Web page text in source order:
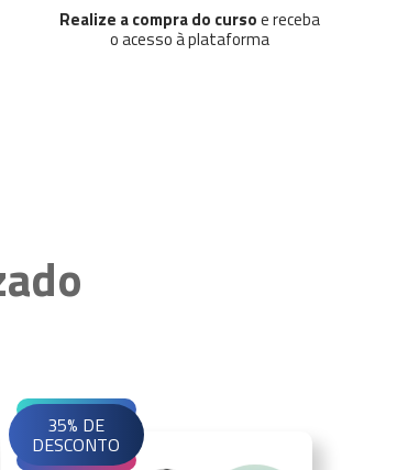
Realize a compra do cursoe receba
o acesso à plataforma
35% DE
DESCONTO